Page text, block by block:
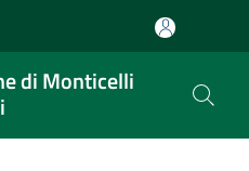
di Monticelli